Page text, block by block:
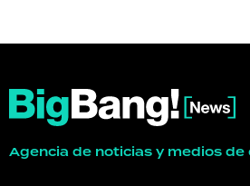
Agencia de noticias y medios de